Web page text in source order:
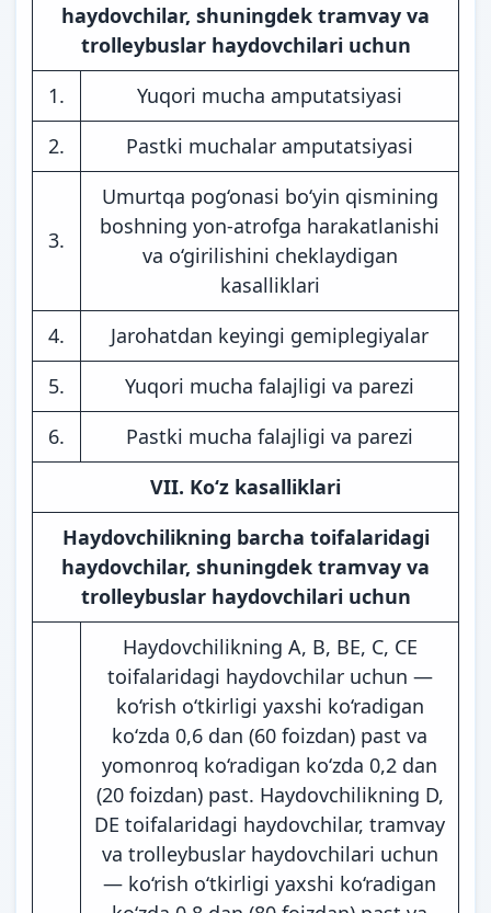
haydovchilar, shuningdek tramvay va
trolleybuslar haydovchilari uchun
1.
Yuqori mucha amputatsiyasi
2.
Pastki muchalar amputatsiyasi
3.
Umurtqa pog‘onasi bo‘yin qismining
boshning yon-atrofga harakatlanishi
va o‘girilishini cheklaydigan
kasalliklari
4.
Jarohatdan keyingi gemiplegiyalar
5.
Yuqori mucha falajligi va parezi
6.
Pastki mucha falajligi va parezi
VII. Ko‘z kasalliklari
Haydovchilikning barcha toifalaridagi
haydovchilar, shuningdek tramvay va
trolleybuslar haydovchilari uchun
Haydovchilikning A, B, BE, C, CE
toifalaridagi haydovchilar uchun —
ko‘rish o‘tkirligi yaxshi ko‘radigan
ko‘zda 0,6 dan (60 foizdan) past va
yomonroq ko‘radigan ko‘zda 0,2 dan
(20 foizdan) past. Haydovchilikning D,
DE toifalaridagi haydovchilar, tramvay
va trolleybuslar haydovchilari uchun
— ko‘rish o‘tkirligi yaxshi ko‘radigan